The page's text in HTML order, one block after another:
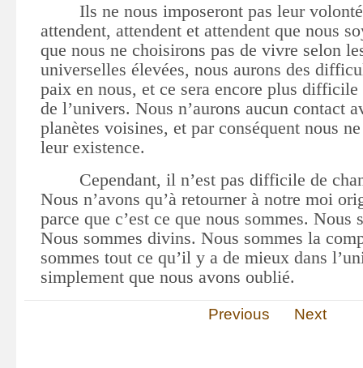
Ils ne nous imposeront pas leur
attendent, attendent et attendent que nous
que nous ne choisirons pas de vivre selon
universelles élevées, nous aurons des
paix en nous, et ce sera encore plus difficile
de l’univers. Nous n’aurons aucun contact
planètes voisines, et par conséquent nous
leur existence.
Cependant, il n’est pas difficile de
Nous n’avons qu’à retourner à notre moi
parce que c’est ce que nous sommes. Nous
Nous sommes divins. Nous sommes la
sommes tout ce qu’il y a de mieux dans
simplement que nous avons oublié.
Previous Next